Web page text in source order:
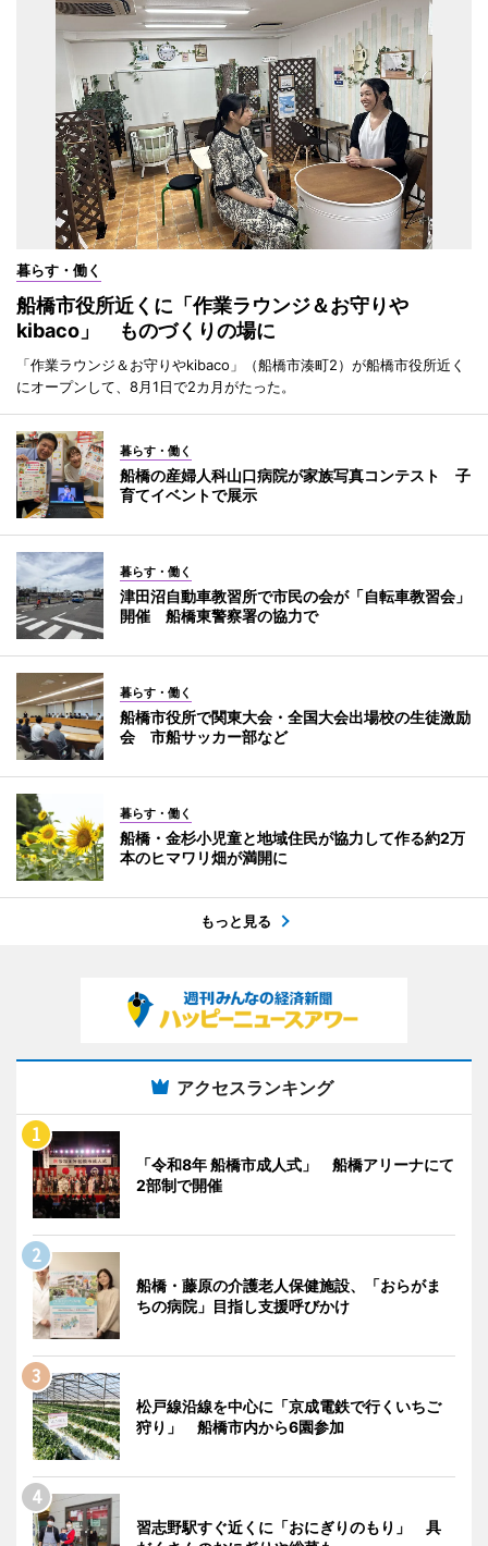
暮らす・働く
船橋市役所近くに「作業ラウンジ＆お守りや
kibaco」 ものづくりの場に
「作業ラウンジ＆お守りやkibaco」（船橋市湊町2）が船橋市役所近く
にオープンして、8月1日で2カ月がたった。
暮らす・働く
船橋の産婦人科山口病院が家族写真コンテスト 子
育てイベントで展示
暮らす・働く
津田沼自動車教習所で市民の会が「自転車教習会」
開催 船橋東警察署の協力で
暮らす・働く
船橋市役所で関東大会・全国大会出場校の生徒激励
会 市船サッカー部など
暮らす・働く
船橋・金杉小児童と地域住民が協力して作る約2万
本のヒマワリ畑が満開に
もっと見る
アクセスランキング
「令和8年 船橋市成人式」 船橋アリーナにて
2部制で開催
船橋・藤原の介護老人保健施設、「おらがま
ちの病院」目指し支援呼びかけ
松戸線沿線を中心に「京成電鉄で行くいちご
狩り」 船橋市内から6園参加
習志野駅すぐ近くに「おにぎりのもり」 具